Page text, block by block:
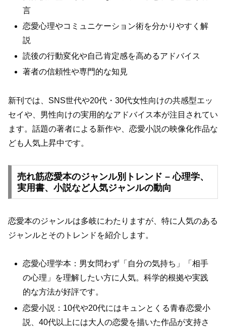
言
恋愛心理やコミュニケーション術を分かりやすく解
説
読後の行動変化や自己肯定感を高めるアドバイス
著者の信頼性や専門的な知見
新刊では、SNS世代や20代・30代女性向けの共感型エッ
セイや、男性向けの実用的なアドバイス本が注目されてい
ます。話題の著者による新作や、恋愛小説の映像化作品な
ども人気上昇中です。
売れ筋恋愛本のジャンル別トレンド – 心理学、
実用書、小説など人気ジャンルの動向
恋愛本のジャンルは多岐にわたりますが、特に人気のある
ジャンルとそのトレンドを紹介します。
恋愛心理学本：男女問わず「自分の気持ち」「相手
の心理」を理解したい方に人気。科学的根拠や実践
的な方法が好評です。
恋愛小説：10代や20代にはキュンとくる青春恋愛小
説、40代以上には大人の恋愛を描いた作品が支持さ